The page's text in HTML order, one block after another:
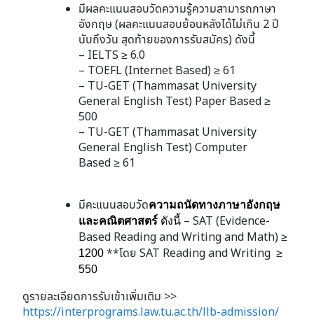
มีผลคะแนนสอบวัดความรู้ความสามารถภาษา
อังกฤษ (ผลคะแนนสอบย้อนหลังได้ไม่เกิน 2 ปี
นับถึงวัน สุดท้ายของการรับสมัคร) ดังนี้
– IELTS ≥ 6.0
– TOEFL (Internet Based)≥61
– TU-GET (Thammasat University
General English Test) Paper Based≥
500
– TU-GET (Thammasat University
General English Test) Computer
Based≥61
มีคะแนนสอบวัดความถนัดทางภาษาอังกฤษ
และคณิตศาสตร์ ดังนี้ – SAT (Evidence-
Based Reading and Writing and Math) ≥
1200 **โดย SAT Reading and Writing ≥
550
ดูรายละเอียดการรับเข้าเพิ่มเติม >>
https://interprograms.law.tu.ac.th/llb-admission/